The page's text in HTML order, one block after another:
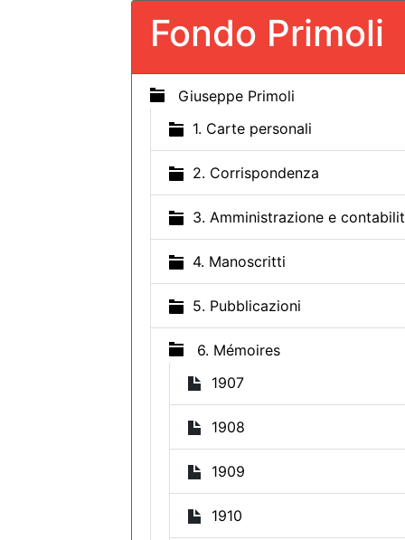
Fondo Primoli
Giuseppe Primoli
1. Carte personali
2. Corrispondenza
3. Amministrazione e
4. Manoscritti
5. Pubblicazioni
6. Mémoires
1907
1908
1909
1910